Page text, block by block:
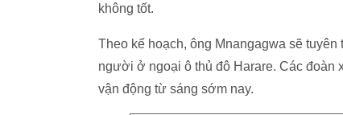
không tốt.
Theo kế hoạch, ông Mnangagwa sẽ
người ở ngoại ô thủ đô Harare. Các
vận động từ sáng sớm nay.